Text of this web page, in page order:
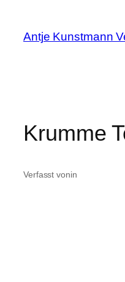
springen
Antje Kunstmann
Krumme
Verfasst vonin